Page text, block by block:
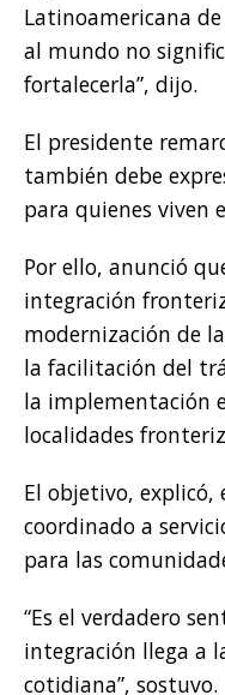
Latinoamericana
al mundo no
fortalecerla”, dijo.
El presidente
también debe
para quienes viven
Por ello, anunció
integración
modernización de
la facilitación del
la implementación
localidades
El objetivo, explicó,
coordinado a
para las
“Es el verdadero
integración llega a
cotidiana”, sostuvo.